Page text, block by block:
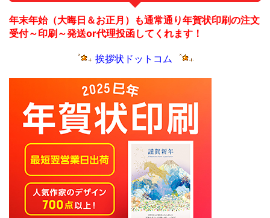
年末年始（大晦日＆お正月）も通常通り年賀状印刷の注文
受付～印刷～発送or代理投函してくれます！
挨拶状ドットコム